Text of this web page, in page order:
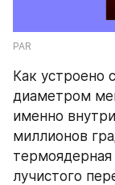
PAR
Как устроено
диаметром
именно
миллионов
лучистого